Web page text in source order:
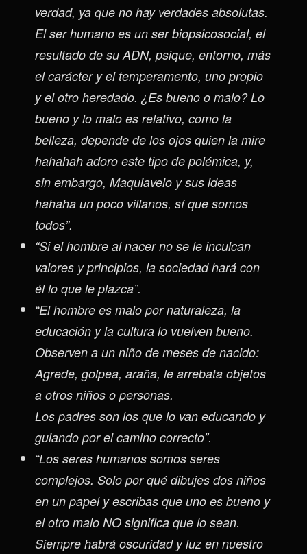
verdad, ya que no hay verdades absolutas.
El ser humano es un ser biopsicosocial, el
resultado de su ADN, psique, entorno, más
el carácter y el temperamento, uno propio
y el otro heredado. ¿Es bueno o malo? Lo
bueno y lo malo es relativo, como la
belleza, depende de los ojos quien la mire
hahahah adoro este tipo de polémica, y,
sin embargo, Maquiavelo y sus ideas
hahaha un poco villanos, sí que somos
todos”.
“Si el hombre al nacer no se le inculcan
valores y principios, la sociedad hará con
él lo que le plazca”.
“El hombre es malo por naturaleza, la
educación y la cultura lo vuelven bueno.
Observen a un niño de meses de nacido:
Agrede, golpea, araña, le arrebata objetos
a otros niños o personas.
Los padres son los que lo van educando y
guiando por el camino correcto”.
“Los seres humanos somos seres
complejos. Solo por qué dibujes dos niños
en un papel y escribas que uno es bueno y
el otro malo NO significa que lo sean.
Siempre habrá oscuridad y luz en nuestro